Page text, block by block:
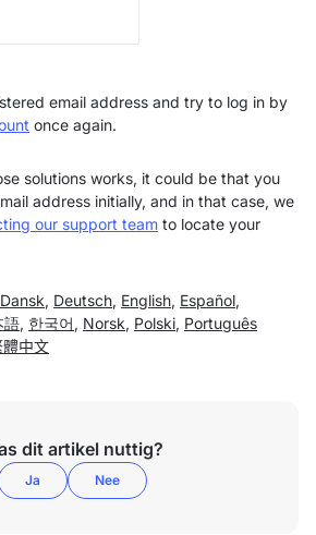
email address and try to log in by
once again.
solutions works, it could be that you
address initially, and in that case, we
our support team to locate your
Dansk, Deutsch, English, Español,
語, 한국어 , Norsk, Polski, Português
體中文
dit artikel nuttig?
Ja Nee